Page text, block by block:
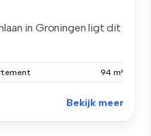
in Groningen ligt dit
94 m²
Bekijk meer